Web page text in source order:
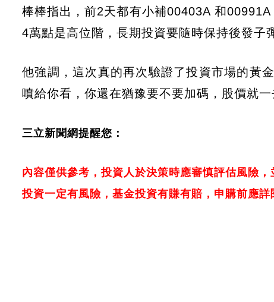
棒棒指出，前2天都有小補00403A 和
4萬點是高位階，長期投資要隨時保持後發子
他強調，這次真的再次驗證了投資市場的黃
噴給你看，你還在猶豫要不要加碼，股價就一
三立新聞網提醒您：
內容僅供參考，投資人於決策時應審慎評估風險，
投資一定有風險，基金投資有賺有賠，申購前應詳